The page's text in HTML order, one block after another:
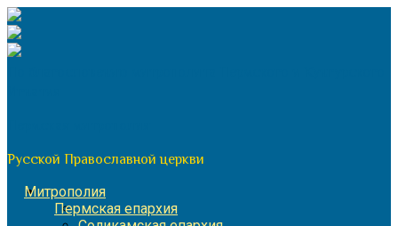
Перейти
к
содержимому
Русской Православной церкви
Митрополия
Пермская епархия